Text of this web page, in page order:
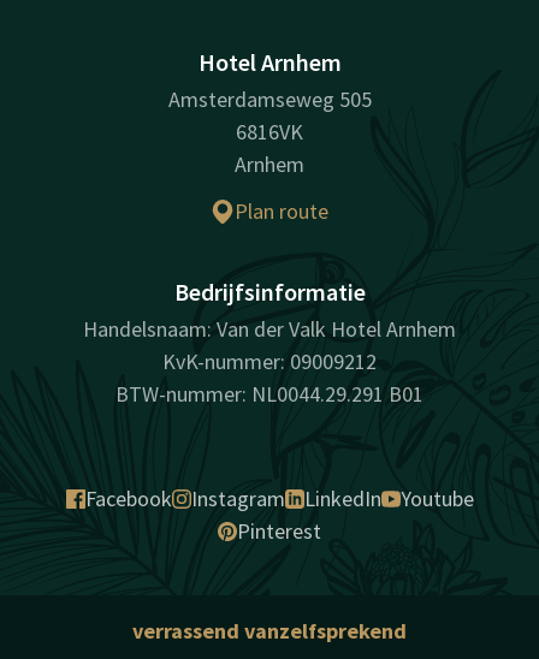
Hotel Arnhem
Amsterdamseweg 505
6816VK
Arnhem
Plan route
Bedrijfsinformatie
Handelsnaam: Van der Valk Hotel Arnhem
KvK-nummer: 09009212
BTW-nummer: NL0044.29.291 B01
Facebook Instagram LinkedIn
Youtube
Pinterest
verrassend vanzelfsprekend